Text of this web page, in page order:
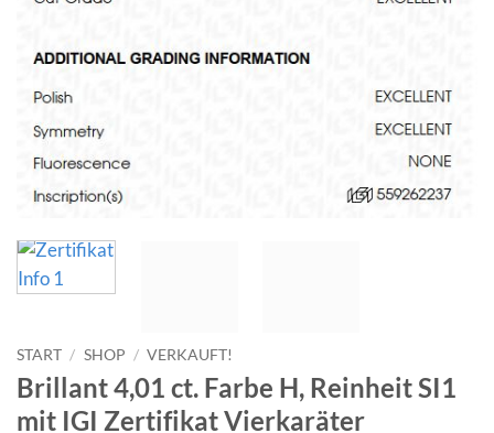
START / SHOP / VERKAUFT!
Brillant 4,01 ct. Farbe H, Reinheit SI1
mit IGI Zertifikat Vierkaräter